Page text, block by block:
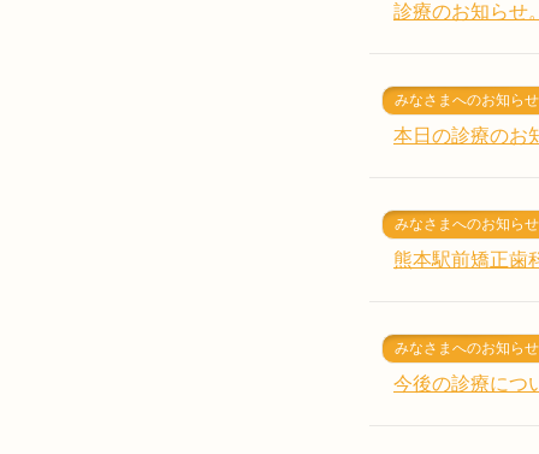
診療のお知らせ
みなさまへのお知らせ
本日の診療のお
みなさまへのお知らせ
熊本駅前矯正歯
みなさまへのお知らせ
今後の診療につ